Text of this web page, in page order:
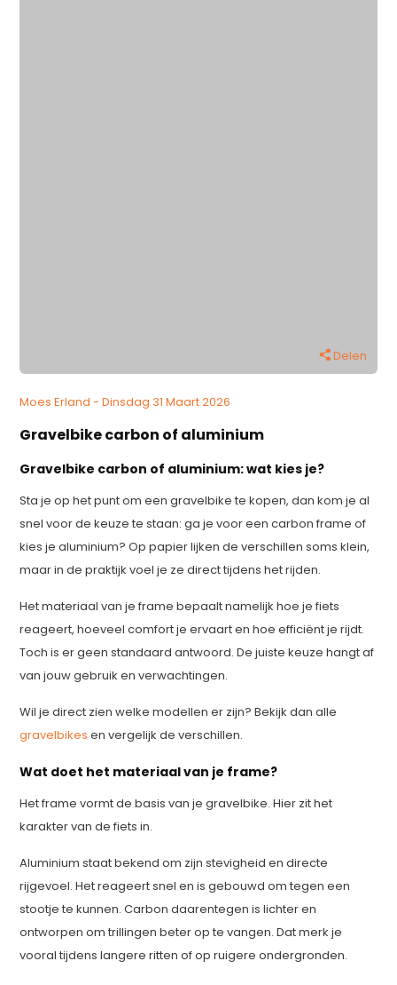
Delen
Moes Erland - Dinsdag 31 Maart 2026
Gravelbike carbon of aluminium
Gravelbike carbon of aluminium: wat kies je?
Sta je op het punt om een gravelbike te kopen, dan kom je al
snel voor de keuze te staan: ga je voor een carbon frame of
kies je aluminium? Op papier lijken de verschillen soms klein,
maar in de praktijk voel je ze direct tijdens het rijden.
Het materiaal van je frame bepaalt namelijk hoe je fiets
reageert, hoeveel comfort je ervaart en hoe efficiënt je rijdt.
Toch is er geen standaard antwoord. De juiste keuze hangt af
van jouw gebruik en verwachtingen.
Wil je direct zien welke modellen er zijn? Bekijk dan alle
gravelbikes en vergelijk de verschillen.
Wat doet het materiaal van je frame?
Het frame vormt de basis van je gravelbike. Hier zit het
karakter van de fiets in.
Aluminium staat bekend om zijn stevigheid en directe
rijgevoel. Het reageert snel en is gebouwd om tegen een
stootje te kunnen. Carbon daarentegen is lichter en
ontworpen om trillingen beter op te vangen. Dat merk je
vooral tijdens langere ritten of op ruigere ondergronden.